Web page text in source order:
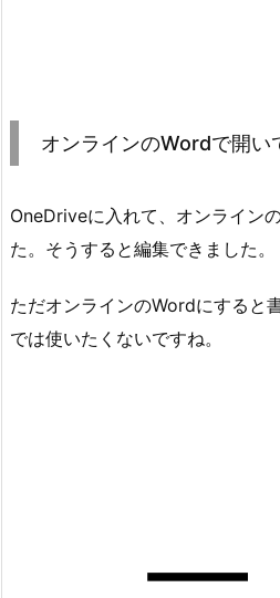
オンラインのWordで開い
OneDriveに入れて、オンライン
た。そうすると編集できました。
ただオンラインのWordにすると
では使いたくないですね。